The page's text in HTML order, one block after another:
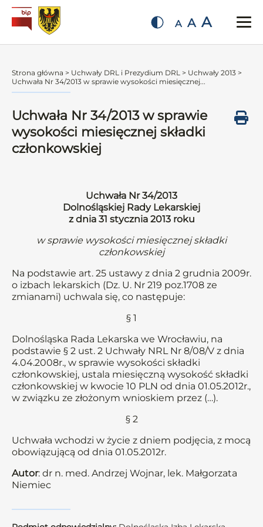
A A A
Strona główna > Uchwały DRL i Prezydium DRL > Uchwały 2013 >
Uchwała Nr 34/2013 w sprawie wysokości miesięcznej...
Uchwała Nr 34/2013 w sprawie
wysokości miesięcznej składki
członkowskiej
Uchwała Nr 34/2013
Dolnośląskiej Rady Lekarskiej
z dnia 31 stycznia 2013 roku
w sprawie wysokości miesięcznej składki
członkowskiej
Na podstawie art. 25 ustawy z dnia 2 grudnia 2009r.
o izbach lekarskich (Dz. U. Nr 219 poz.1708 ze
zmianami) uchwala się, co następuje:
§ 1
Dolnośląska Rada Lekarska we Wrocławiu, na
podstawie § 2 ust. 2 Uchwały NRL Nr 8/08/V z dnia
4.04.2008r., w sprawie wysokości składki
członkowskiej, ustala miesięczną wysokość składki
członkowskiej w kwocie 10 PLN od dnia 01.05.2012r.,
w związku ze złożonym wnioskiem przez (…).
§ 2
Uchwała wchodzi w życie z dniem podjęcia, z mocą
obowiązującą od dnia 01.05.2012r.
Autor: dr n. med. Andrzej Wojnar, lek. Małgorzata
Niemiec